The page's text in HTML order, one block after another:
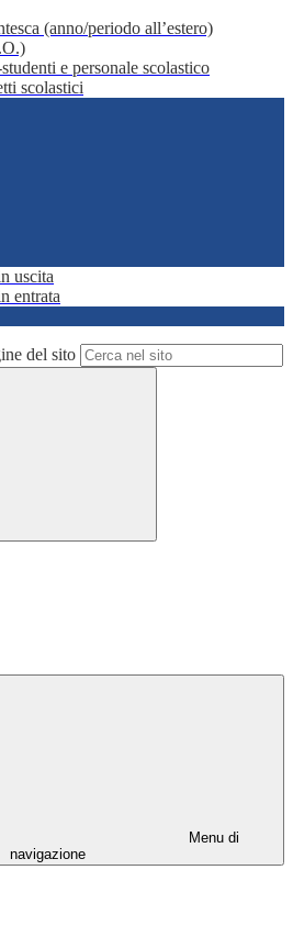
(anno/periodo all’estero)
e personale scolastico
scolastici
uscita
entrata
del sito
Menu di
navigazione